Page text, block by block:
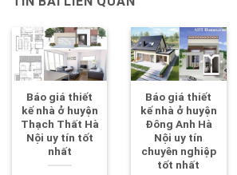
Báo giá thiết
kế nhà ở huyện
Thạch Thất Hà
Nội uy tín tốt
nhất
Báo giá thiết
kế nhà ở huyện
Đông Anh Hà
Nội uy tín
chuyên nghiệp
tốt nhất